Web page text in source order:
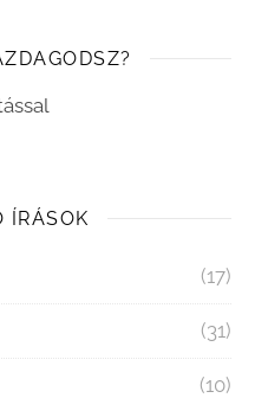
ÍRÁSOK
(17)
(31)
(10)